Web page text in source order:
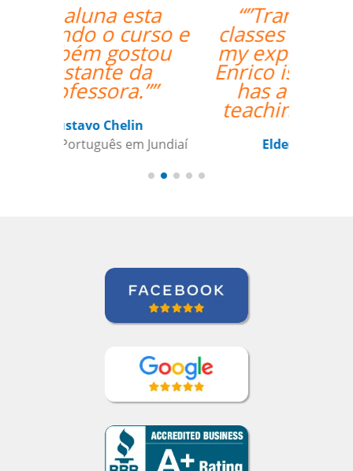
“”Translated: "The
classes are exceeding
my expectations. Prof
Enrico is excellent and
has a lot of useful
teaching methods."””
Elder Gomes Dutra